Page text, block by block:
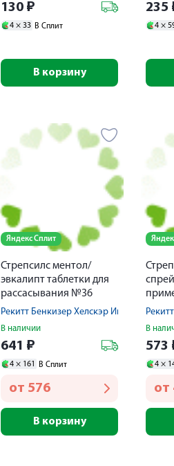
130 ₽
4 × 33 В Сплит
В корзину
235
4 ×
Яндекс Сплит
Стрепсилс ментол/
эвкалипт таблетки для
рассасывания №36
Рекитт Бенкизер Хелскэр Интернешнл
В наличии
641 ₽
4 × 161 В Сплит
от 576
В корзину
доза
В
573
4 ×
от